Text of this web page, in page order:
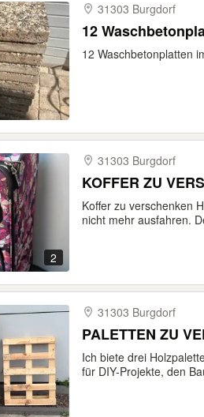
31303 Burgdorf
12
12 Waschbetonplatten
2
31303 Burgdorf
KOFFER ZU
Koffer zu verschenken
nicht mehr ausfahren.
31303 Burgdorf
PALETTEN ZU
Ich biete drei
für DIY-Projekte, den